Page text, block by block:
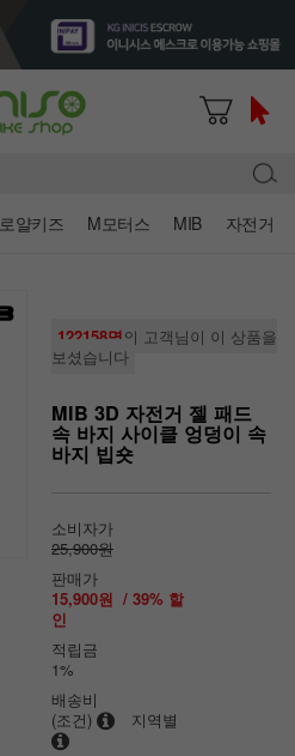
로얄키즈 M모터스 MIB 자전거
122158명의 고객님이 이 상품을
보셨습니다
MIB 3D 자전거 젤 패드
속 바지 사이클 엉덩이 속
바지 빕숏
소비자가
25,900원
판매가
15,900원 / 39% 할
인
적립금
1%
배송비
(조건)
지역별